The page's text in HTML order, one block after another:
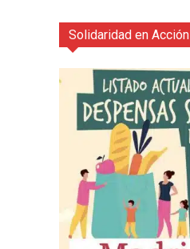
Solidaridad en Acción